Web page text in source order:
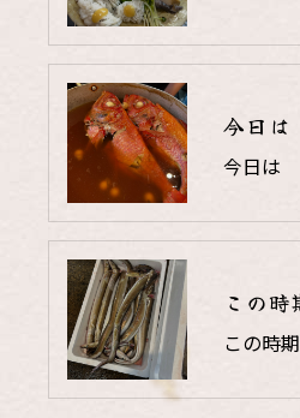
今日は
今日は
この時
この時期